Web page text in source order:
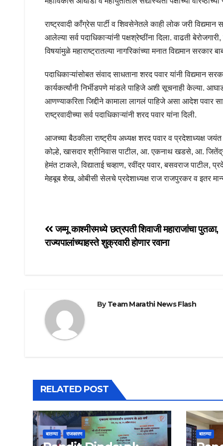
राष्ट्रवादी काँग्रेस पार्टी व शिवसेनेतले काही लोक जरी
आलेल्या सर्व पदाधिकाऱ्यांनी पक्षश्रेष्ठींना दिला. वाढती
विषयांमुळे महाराष्ट्रातल्या नागरिकांच्या मनात विद्यमान सरकार
पदाधिकाऱ्यांसोबत संवाद साधताना शरद पवार यांनी विद्यमान
कार्यकर्त्यांनी निर्भीडपणे मांडले पाहिजे अशी सूचनाही केल्या.
आणण्याकरिता जिद्दीने कामाला लागलं पाहिजे असा आदेश पवार
राष्ट्रवादीच्या सर्व पदाधिकाऱ्यांनी शरद पवार यांना दिली.
आजच्या बैठकीला राष्ट्रीय अध्यक्ष शरद पवार व प्रदेशाध्यक्ष
कोल्हे, खासदार श्रीनिवास पाटील, आ. एकनाथ खडसे, आ.
हेमंत टाकले, विद्याताई चव्हाण, रवींद्र पवार, बसवराज पाटील,
मेहबूब शेख, ओबीसी सेलचे प्रदेशाध्यक्ष राज राजपुरकर व इतर
Post
navigation
जम्मू काश्मीरमध्ये छत्रपती शिवाजी महाराजांचा पुतळा,
राज्यपालांच्याहस्ते शुक्रवारी होणार रवाना
ByTeam Marathi News Flash
RELATED POST
बातम्या राजकारण बातम्या